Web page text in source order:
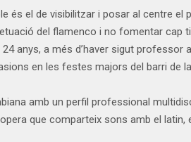
és el de visibilitzar i posar al centre
del flamenco i no fomentar
anys, a més d’haver sigut
en les festes majors del barri de
amb un perfil professional
que comparteix sons amb el